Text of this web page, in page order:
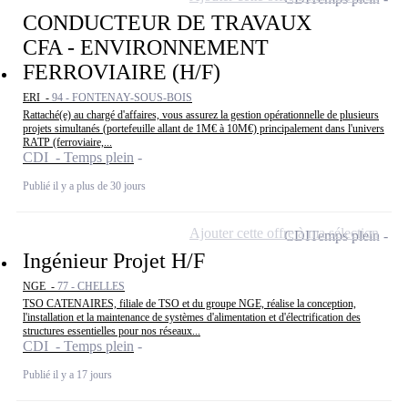
CONDUCTEUR DE TRAVAUX
CFA - ENVIRONNEMENT
FERROVIAIRE (H/F)
ERI - 94 - FONTENAY-SOUS-BOIS
Rattaché(e) au chargé d'affaires, vous assurez la gestion opérationnelle de plusieurs
projets simultanés (portefeuille allant de 1M€ à 10M€) principalement dans l'univers
RATP (ferroviaire,...
CDI - Temps plein
Publié il y a plus de 30 jours
Ingénieur Projet H/F
NGE - 77 - CHELLES
TSO CATENAIRES, filiale de TSO et du groupe NGE, réalise la conception,
l'installation et la maintenance de systèmes d'alimentation et d'électrification des
structures essentielles pour nos réseaux...
CDI - Temps plein
Publié il y a 17 jours
CDITemps plein
Ajouter cette offre à ma sélection